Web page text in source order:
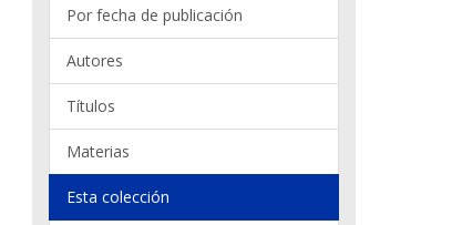
Por fecha de publicación
Autores
Títulos
Materias
Esta colección